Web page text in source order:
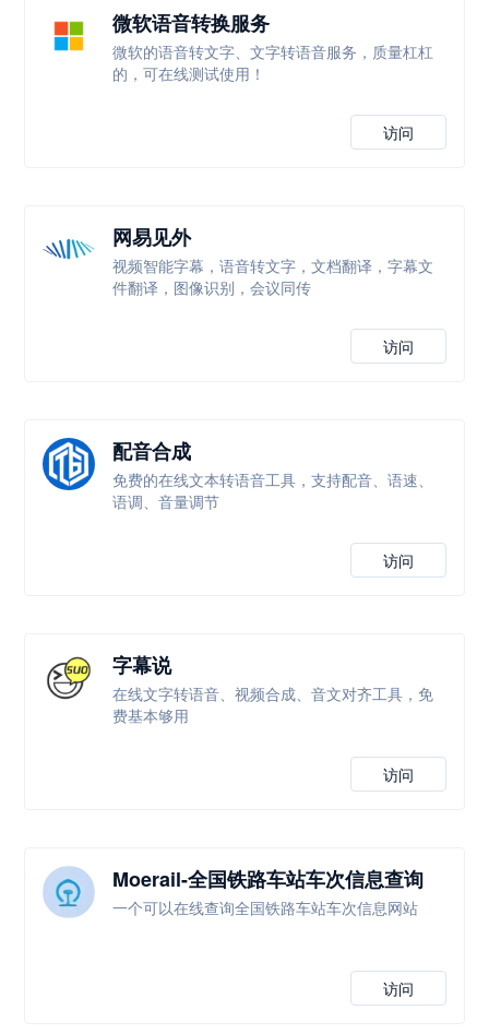
微软语音转换服务
微软的语音转文字、文字转语音服务，质量杠杠
的，可在线测试使用！
访问
网易见外
视频智能字幕，语音转文字，文档翻译，字幕文
件翻译，图像识别，会议同传
访问
配音合成
免费的在线文本转语音工具，支持配音、语速、
语调、音量调节
访问
字幕说
在线文字转语音、视频合成、音文对齐工具，免
费基本够用
访问
Moerail-全国铁路车站车次信息查询
一个可以在线查询全国铁路车站车次信息网站
访问